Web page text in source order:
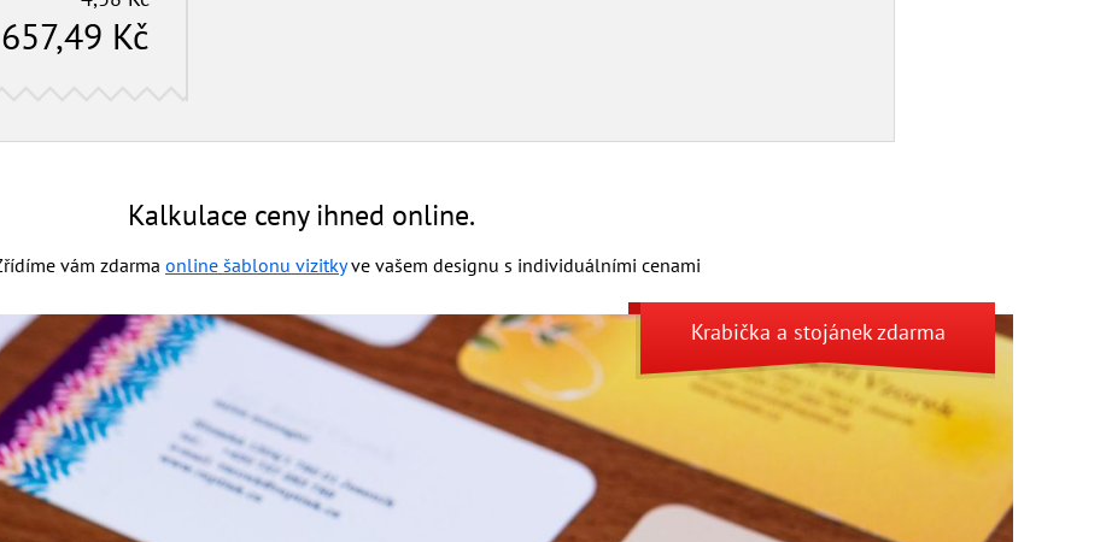
657,49 Kč
Kalkulace ceny ihned online.
vám zdarma online šablonu vizitkyve vašem designu s individuální­mi cenami
Krabička a stojánekzdarma